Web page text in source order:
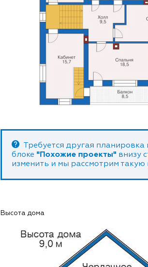
Требуется другая
блоке "Похожие проекты" внизу
изменить и мы рассмотрим такую
Высота дома